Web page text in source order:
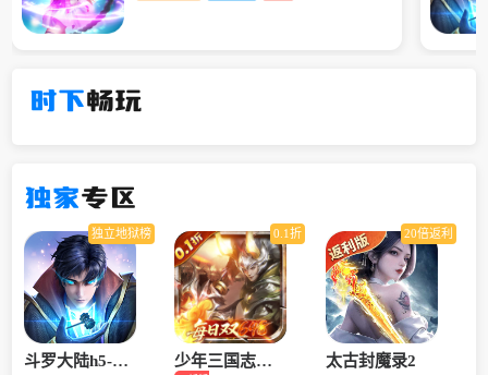
时下畅玩
独家专区
独立地狱榜
斗罗大陆h5-龙
0.1折
少年三国志：
20倍返利
太古封魔录2